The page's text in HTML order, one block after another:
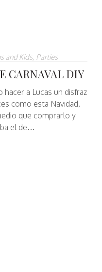
and Kids, Parties
CARNAVAL DIY
a Lucas un disfraz
como esta Navidad,
que comprarlo y
el de…